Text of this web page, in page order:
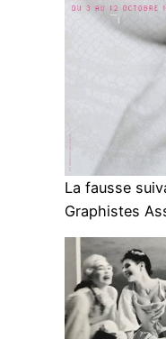
La fausse
Graphistes